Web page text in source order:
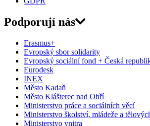
Podporují nás
Erasmus+
Evropský sbor solidarity
Evropský sociální fond + Česká
Eurodesk
INEX
Město Kadaň
Město Klášterec nad Ohří
Ministerstvo práce a sociálních věcí
Ministerstvo školství, mládeže a
Ministerstvo vnitra